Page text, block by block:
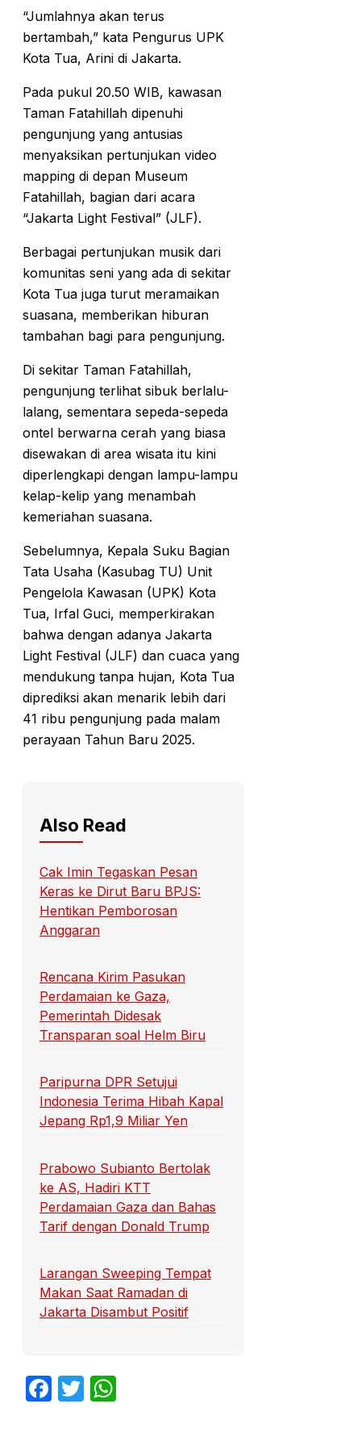
“Jumlahnya akan terus
bertambah,” kata Pengurus UPK
Kota Tua, Arini di Jakarta.
Pada pukul 20.50 WIB, kawasan
Taman Fatahillah dipenuhi
pengunjung yang antusias
menyaksikan pertunjukan video
mapping di depan Museum
Fatahillah, bagian dari acara
“Jakarta Light Festival” (JLF).
Berbagai pertunjukan musik dari
komunitas seni yang ada di sekitar
Kota Tua juga turut meramaikan
suasana, memberikan hiburan
tambahan bagi para pengunjung.
Di sekitar Taman Fatahillah,
pengunjung terlihat sibuk berlalu-
lalang, sementara sepeda-sepeda
ontel berwarna cerah yang biasa
disewakan di area wisata itu kini
diperlengkapi dengan lampu-lampu
kelap-kelip yang menambah
kemeriahan suasana.
Sebelumnya, Kepala Suku Bagian
Tata Usaha (Kasubag TU) Unit
Pengelola Kawasan (UPK) Kota
Tua, Irfal Guci, memperkirakan
bahwa dengan adanya Jakarta
Light Festival (JLF) dan cuaca yang
mendukung tanpa hujan, Kota Tua
diprediksi akan menarik lebih dari
41 ribu pengunjung pada malam
perayaan Tahun Baru 2025.
Also Read
Cak Imin Tegaskan Pesan
Keras ke Dirut Baru BPJS:
Hentikan Pemborosan
Anggaran
Rencana Kirim Pasukan
Perdamaian ke Gaza,
Pemerintah Didesak
Transparan soal Helm Biru
Paripurna DPR Setujui
Indonesia Terima Hibah Kapal
Jepang Rp1,9 Miliar Yen
Prabowo Subianto Bertolak
ke AS, Hadiri KTT
Perdamaian Gaza dan Bahas
Tarif dengan Donald Trump
Larangan Sweeping Tempat
Makan Saat Ramadan di
Jakarta Disambut Positif
Facebook
Twitter